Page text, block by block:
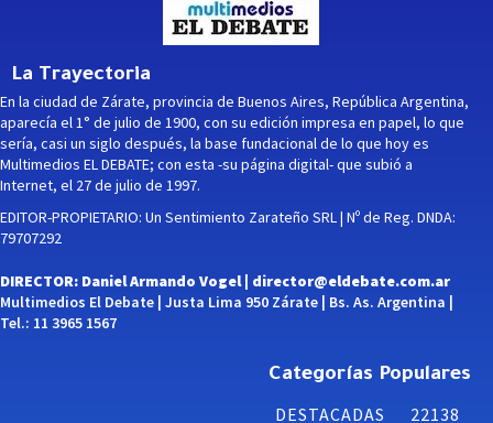
La Trayectoria
En la ciudad de Zárate, provincia de Buenos Aires, República Argentina,
aparecía el 1° de julio de 1900, con su edición impresa en papel, lo que
sería, casi un siglo después, la base fundacional de lo que hoy es
Multimedios EL DEBATE; con esta -su página digital- que subió a
Internet, el 27 de julio de 1997.
EDITOR-PROPIETARIO: Un Sentimiento Zarateño SRL | Nº de Reg. DNDA:
79707292
DIRECTOR: Daniel Armando Vogel | director@eldebate.com.ar
Multimedios El Debate | Justa Lima 950 Zárate | Bs. As. Argentina |
Tel.: 11 3965 1567
Categorías Populares
DESTACADAS
22138